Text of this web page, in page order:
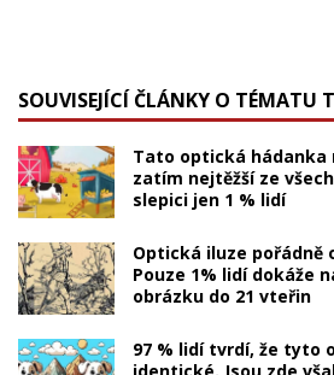
SOUVISEJÍCÍ ČLÁNKY O TÉMATU
Tato optická hádanka
zatím nejtěžší ze
slepici jen 1 % lidí
Optická iluze pořádně
Pouze 1% lidí dokáže
obrázku do 21 vteřin
97 % lidí tvrdí, že tyto